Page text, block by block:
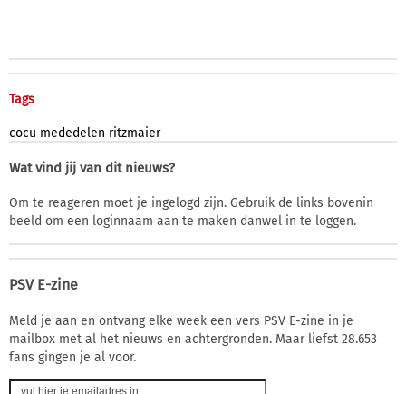
Tags
cocu mededelen ritzmaier
Wat vind jij van dit nieuws?
Om te reageren moet je ingelogd zijn. Gebruik de links bovenin
beeld om een loginnaam aan te maken danwel in te loggen.
PSV E-zine
Meld je aan en ontvang elke week een vers PSV E-zine in je
mailbox met al het nieuws en achtergronden. Maar liefst 28.653
fans gingen je al voor.